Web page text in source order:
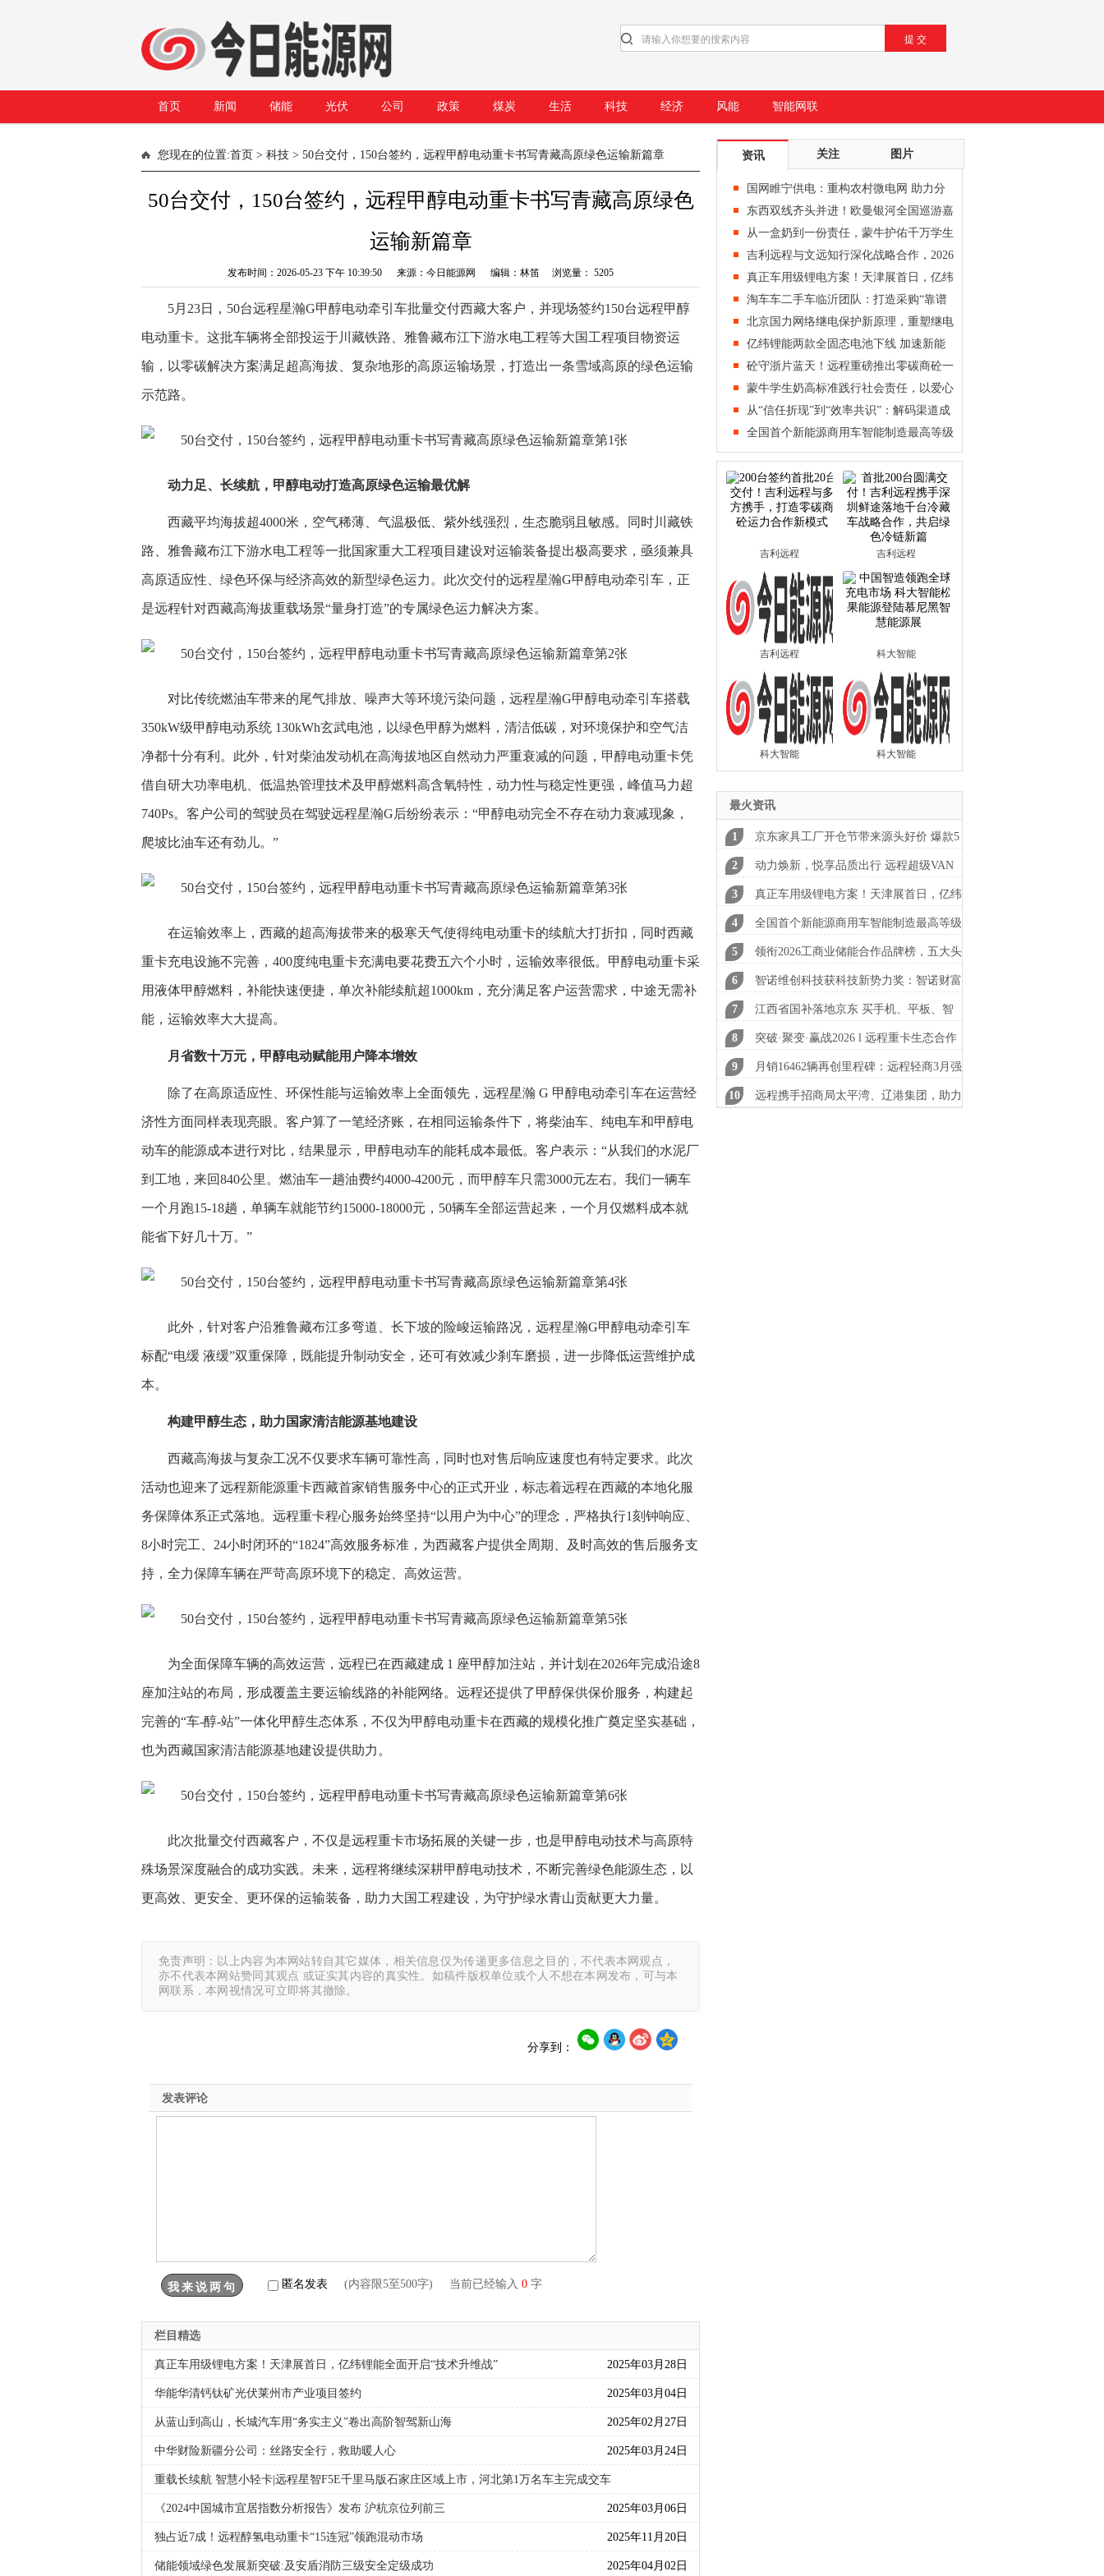
首页 新闻 储能 光伏 公司 政策 煤炭 生活 科技 经济 风能 智能网联
您现在的位置:首页 > 科技 > 50台交付，150台签约，远程甲醇电动重卡书写青藏高原绿色运输新篇章
50台交付，150台签约，远程甲醇电动重卡书写青藏高原绿色
运输新篇章
发布时间：2026-05-23 下午 10:39:50 来源：今日能源网 编辑：林笛 浏览量： 5205
5月23日，50台远程星瀚G甲醇电动牵引车批量交付西藏大客户，并现场签约150台远程甲醇
电动重卡。这批车辆将全部投运于川藏铁路、雅鲁藏布江下游水电工程等大国工程项目物资运
输，以零碳解决方案满足超高海拔、复杂地形的高原运输场景，打造出一条雪域高原的绿色运输
示范路。
动力足、长续航，甲醇电动打造高原绿色运输最优解
西藏平均海拔超4000米，空气稀薄、气温极低、紫外线强烈，生态脆弱且敏感。同时川藏铁
路、雅鲁藏布江下游水电工程等一批国家重大工程项目建设对运输装备提出极高要求，亟须兼具
高原适应性、绿色环保与经济高效的新型绿色运力。此次交付的远程星瀚G甲醇电动牵引车，正
是远程针对西藏高海拔重载场景“量身打造”的专属绿色运力解决方案。
对比传统燃油车带来的尾气排放、噪声大等环境污染问题，远程星瀚G甲醇电动牵引车搭载
350kW级甲醇电动系统 130kWh玄武电池，以绿色甲醇为燃料，清洁低碳，对环境保护和空气洁
净都十分有利。此外，针对柴油发动机在高海拔地区自然动力严重衰减的问题，甲醇电动重卡凭
借自研大功率电机、低温热管理技术及甲醇燃料高含氧特性，动力性与稳定性更强，峰值马力超
740Ps。客户公司的驾驶员在驾驶远程星瀚G后纷纷表示：“甲醇电动完全不存在动力衰减现象，
爬坡比油车还有劲儿。”
在运输效率上，西藏的超高海拔带来的极寒天气使得纯电动重卡的续航大打折扣，同时西藏
重卡充电设施不完善，400度纯电重卡充满电要花费五六个小时，运输效率很低。甲醇电动重卡采
用液体甲醇燃料，补能快速便捷，单次补能续航超1000km，充分满足客户运营需求，中途无需补
能，运输效率大大提高。
月省数十万元，甲醇电动赋能用户降本增效
除了在高原适应性、环保性能与运输效率上全面领先，远程星瀚 G 甲醇电动牵引车在运营经
济性方面同样表现亮眼。客户算了一笔经济账，在相同运输条件下，将柴油车、纯电车和甲醇电
动车的能源成本进行对比，结果显示，甲醇电动车的能耗成本最低。客户表示：“从我们的水泥厂
到工地，来回840公里。燃油车一趟油费约4000-4200元，而甲醇车只需3000元左右。我们一辆车
一个月跑15-18趟，单辆车就能节约15000-18000元，50辆车全部运营起来，一个月仅燃料成本就
能省下好几十万。”
此外，针对客户沿雅鲁藏布江多弯道、长下坡的险峻运输路况，远程星瀚G甲醇电动牵引车
标配“电缓 液缓”双重保障，既能提升制动安全，还可有效减少刹车磨损，进一步降低运营维护成
本。
构建甲醇生态，助力国家清洁能源基地建设
西藏高海拔与复杂工况不仅要求车辆可靠性高，同时也对售后响应速度也有特定要求。此次
活动也迎来了远程新能源重卡西藏首家销售服务中心的正式开业，标志着远程在西藏的本地化服
务保障体系正式落地。远程重卡程心服务始终坚持“以用户为中心”的理念，严格执行1刻钟响应、
8小时完工、24小时闭环的“1824”高效服务标准，为西藏客户提供全周期、及时高效的售后服务支
持，全力保障车辆在严苛高原环境下的稳定、高效运营。
为全面保障车辆的高效运营，远程已在西藏建成 1 座甲醇加注站，并计划在2026年完成沿途8
座加注站的布局，形成覆盖主要运输线路的补能网络。远程还提供了甲醇保供保价服务，构建起
完善的“车-醇-站”一体化甲醇生态体系，不仅为甲醇电动重卡在西藏的规模化推广奠定坚实基础，
也为西藏国家清洁能源基地建设提供助力。
此次批量交付西藏客户，不仅是远程重卡市场拓展的关键一步，也是甲醇电动技术与高原特
殊场景深度融合的成功实践。未来，远程将继续深耕甲醇电动技术，不断完善绿色能源生态，以
更高效、更安全、更环保的运输装备，助力大国工程建设，为守护绿水青山贡献更大力量。
免责声明：以上内容为本网站转自其它媒体，相关信息仅为传递更多信息之目的，不代表本网观点，
亦不代表本网站赞同其观点 或证实其内容的真实性。如稿件版权单位或个人不想在本网发布，可与本
网联系，本网视情况可立即将其撤除。
分享到：
发表评论
匿名发表 (内容限5至500字) 当前已经输入 0 字
栏目精选
真正车用级锂电方案！天津展首日，亿纬锂能全面开启“技术升维战” 2025年03月28日
华能华清钙钛矿光伏莱州市产业项目签约 2025年03月04日
从蓝山到高山，长城汽车用“务实主义”卷出高阶智驾新山海 2025年02月27日
中华财险新疆分公司：丝路安全行，救助暖人心 2025年03月24日
重载长续航 智慧小轻卡|远程星智F5E千里马版石家庄区域上市，河北第1万名车主完成交车
2026年05月30日
《2024中国城市宜居指数分析报告》发布 沪杭京位列前三 2025年03月06日
独占近7成！远程醇氢电动重卡“15连冠”领跑混动市场 2025年11月20日
储能领域绿色发展新突破:及安盾消防三级安全定级成功 2025年04月02日
资讯 关注 图片
国网睢宁供电：重构农村微电网 助力分
布式东西双线齐头并进！欧曼银河全国巡游嘉
年华从一盒奶到一份责任，蒙牛护佑千万学生
健康吉利远程与文远知行深化战略合作，2026
年交真正车用级锂电方案！天津展首日，亿纬
锂能淘车车二手车临沂团队：打造采购“靠谱
之师”北京国力网络继电保护新原理，重塑继电
保护亿纬锂能两款全固态电池下线 加速新能
源产砼守浙片蓝天！远程重磅推出零碳商砼一
站式蒙牛学生奶高标准践行社会责任，以爱心
护航从“信任折现”到“效率共识”：解码渠道成
本的全国首个新能源商用车智能制造最高等级
认证
吉利远程 吉利远程
吉利远程 科大智能
科大智能 科大智能
最火资讯
京东家具工厂开仓节带来源头好价 爆款5
折、
动力焕新，悦享品质出行 远程超级VAN
悦程版
真正车用级锂电方案！天津展首日，亿纬
锂能
全国首个新能源商用车智能制造最高等级
认证
领衔2026工商业储能合作品牌榜，五大头
部公
智诺维创科技获科技新势力奖：智诺财富
AI
江西省国补落地京东 买手机、平板、智
能手
突破·聚变·赢战2026 l 远程重卡生态合作
伙
月销16462辆再创里程碑：远程轻商3月强
势领
远程携手招商局太平湾、辽港集团，助力